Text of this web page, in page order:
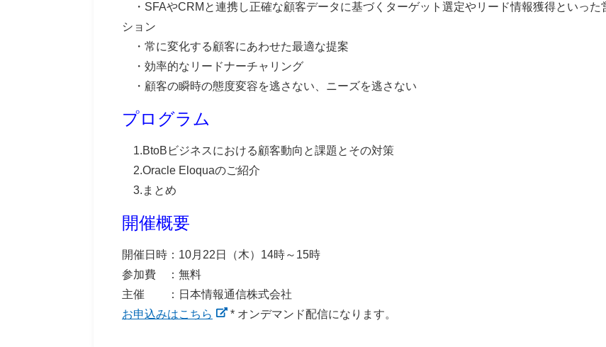
・SFAやCRMと連携し正確な顧客データに基づくターゲット選定やリード情報獲得といっ
ション
・常に変化する顧客にあわせた最適な提案
・効率的なリードナーチャリング
・顧客の瞬時の態度変容を逃さない、ニーズを逃さない
プログラム
1.BtoBビジネスにおける顧客動向と課題とその対策
2.Oracle Eloquaのご紹介
3.まとめ
開催概要
開催日時：10月22日（木）14時～15時
参加費 ：無料
主催 ：日本情報通信株式会社
お申込みはこちら
* オンデマンド配信になります。